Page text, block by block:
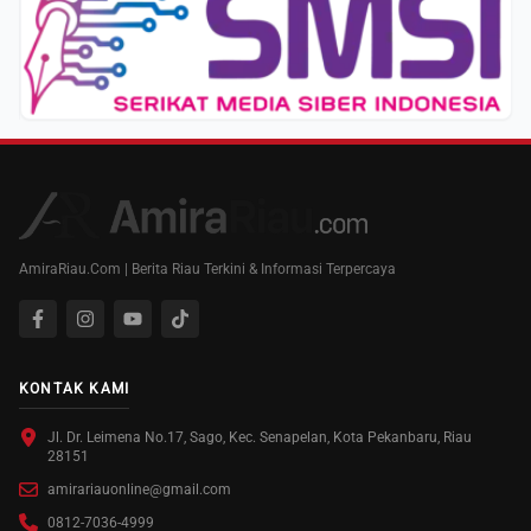
AmiraRiau.Com | Berita Riau Terkini & Informasi Terpercaya
KONTAK KAMI
Jl. Dr. Leimena No.17, Sago, Kec. Senapelan, Kota Pekanbaru, Riau
28151
amirariauonline@gmail.com
0812-7036-4999